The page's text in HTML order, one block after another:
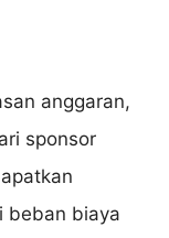
anggaran,
sponsor
beban biaya